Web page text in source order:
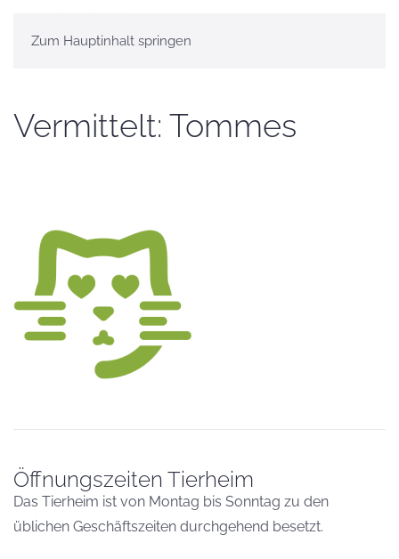
Zum Hauptinhalt springen
Vermittelt: Tommes
Öffnungszeiten Tierheim
Das Tierheim ist von Montag bis Sonntag zu den
üblichen Geschäftszeiten durchgehend besetzt.